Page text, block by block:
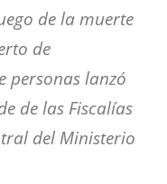
de la muerte
de
personas lanzó
de las Fiscalías
del Ministerio